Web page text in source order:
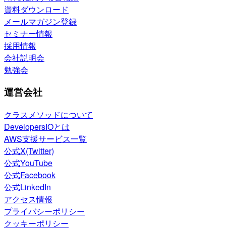
資料ダウンロード
メールマガジン登録
セミナー情報
採用情報
会社説明会
勉強会
運営会社
クラスメソッドについて
DevelopersIOとは
AWS支援サービス一覧
公式X(Twitter)
公式YouTube
公式Facebook
公式LinkedIn
アクセス情報
プライバシーポリシー
クッキーポリシー